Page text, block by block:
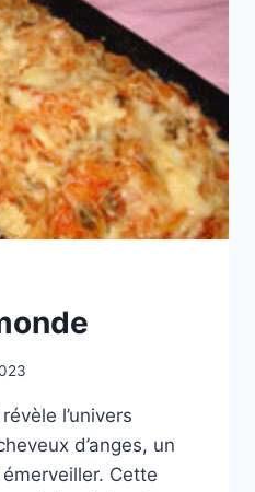
l’univers
d’anges, un
Cette